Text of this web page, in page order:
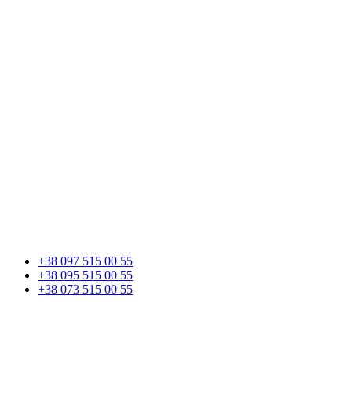
+38 097 515 00 55
+38 095 515 00 55
+38 073 515 00 55